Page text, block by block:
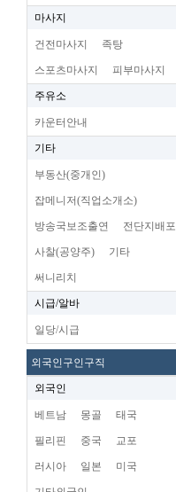
마사지
건전마사지 족탕
스포츠마사지 피부마사지
주유소
카운터안내
기타
부동산(중개인)
잡메니저(직업소개소)
방송국보조출연 전단지배포
사찰(공양주) 기타
써니리치
시급/알바
일당/시급
외국인구인구직
외국인
베트남 몽골 태국
필리핀 중국 교포
러시아 일본 미국